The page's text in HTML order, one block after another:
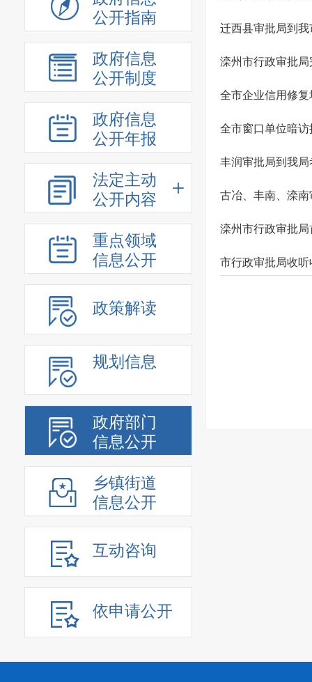
公开指南
政府信息
公开制度
政府信息
公开年报
法定主动
公开内容
重点领域
信息公开
政策解读
规划信息
政府部门
信息公开
乡镇街道
信息公开
互动咨询
依申请公开
迁西县审批局到
滦州市行政审批
全市企业信用修
全市窗口单位暗
丰润审批局到我局
古冶、丰南、滦
滦州市行政审批
市行政审批局收听